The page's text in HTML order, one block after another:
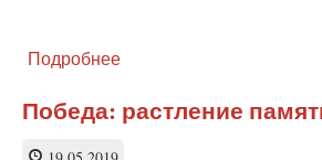
Подробнее
мешают
«письма
Победа: растление